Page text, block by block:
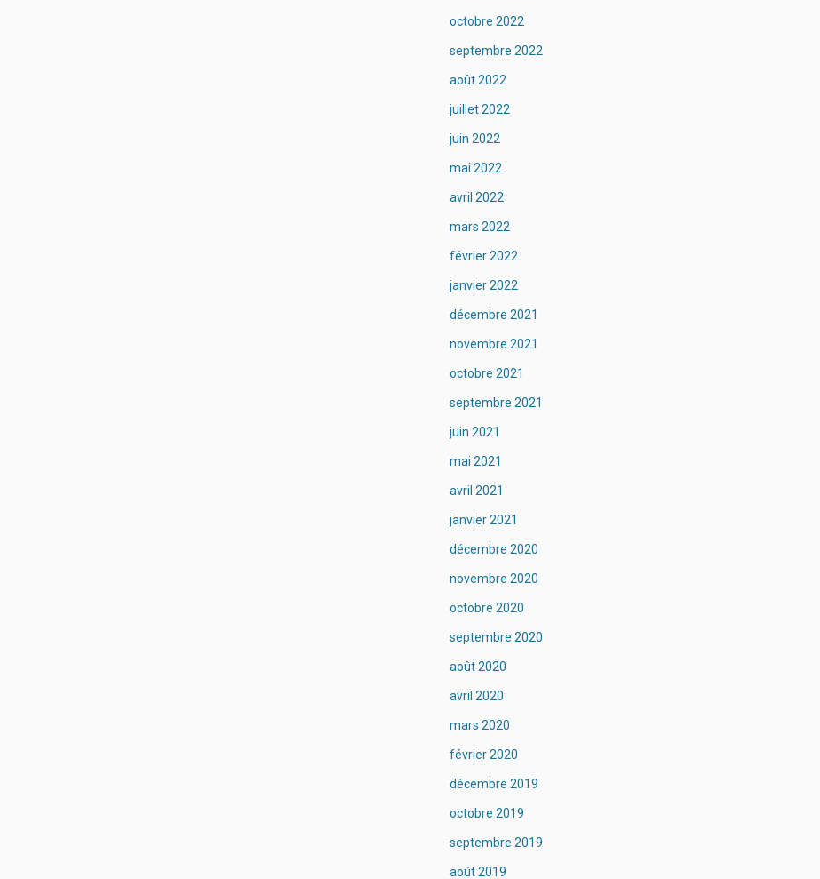
octobre 2022
septembre 2022
août 2022
juillet 2022
juin 2022
mai 2022
avril 2022
mars 2022
février 2022
janvier 2022
décembre 2021
novembre 2021
octobre 2021
septembre 2021
juin 2021
mai 2021
avril 2021
janvier 2021
décembre 2020
novembre 2020
octobre 2020
septembre 2020
août 2020
avril 2020
mars 2020
février 2020
décembre 2019
octobre 2019
septembre 2019
août 2019